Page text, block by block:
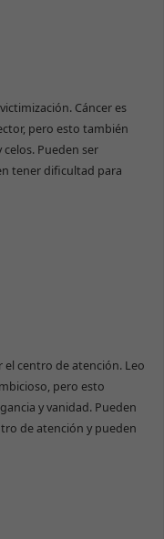
Cáncer es
pero esto también
Pueden ser
tener dificultad para
el centro de atención. Leo
pero esto
y vanidad. Pueden
de atención y pueden